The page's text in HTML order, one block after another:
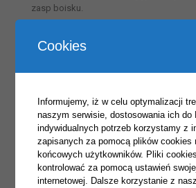
zasp boisku.
To nie są lekcje z książki.
Zostawcie , bądźcie z nami i śledźcie
ZSowym warsztacie ciągle się dzieje!
Opiekunowie: Daniel Zieliński, Paweł
Autor publikacji: Karolina Staniszewska,
Cookies
Informujemy, iż w celu optymalizacji
naszym serwisie, dostosowania ich do
indywidualnych potrzeb korzystamy z
zapisanych za pomocą plików cookies
końcowych użytkowników. Pliki
kontrolować za pomocą ustawień
internetowej. Dalsze korzystanie z